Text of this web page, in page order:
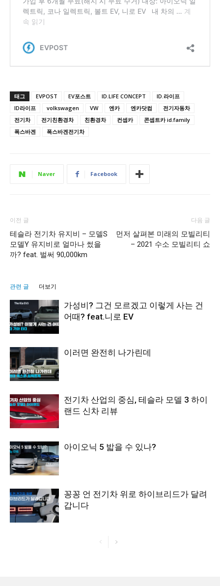
태그 EVPOST EV포스트 ID.LIFE CONCEPT
ID.라이프
ID라이프
volkswagen VW 엔카 엔카닷컴
전기자동차
전기차
전기친환경차 친환경차 컨셉카
콘셉트카 id.family
폭스바겐
폭스바겐전기차
Naver Facebook
이전 글
테슬라 전기차 유지비 – 모델S
모델Y 유지비로 얼마나 썼을
까? feat. 벌써 90,000km
다음 글
먼저 살펴본 미래의 모빌리티
– 2021 수소 모빌리티 쇼
관련 글 더보기
가성비? 그건 모르겠고 이렇게 사는 건
어때? feat.니로 EV
이러면 완전히 나가린데
전기차 산업의 중심, 테슬라 모델 3 하이
랜드 신차 리뷰
아이오닉 5 밟을 수 있나?
꽁꽁 언 전기차 위로 하이브리드가 달려
갑니다